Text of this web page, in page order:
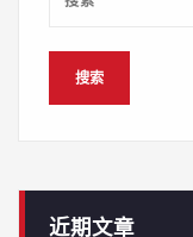
近期文章